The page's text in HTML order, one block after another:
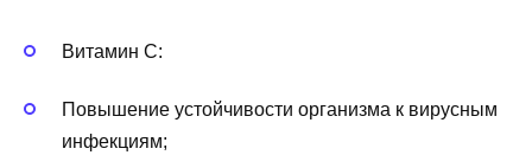
Витамин С:
Повышение устойчивости организма к вирусным
инфекциям;